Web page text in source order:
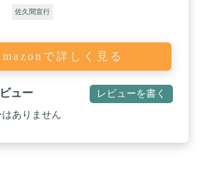
佐久間宣行
で詳しく見る
ュー レビューを書く
ありません